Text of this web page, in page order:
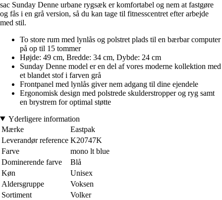
sac Sunday Denne urbane rygsæk er komfortabel og nem at fastgøre
og fås i en grå version, så du kan tage til fitnesscentret efter arbejde
med stil.
To store rum med lynlås og polstret plads til en bærbar computer
på op til 15 tommer
Højde: 49 cm, Bredde: 34 cm, Dybde: 24 cm
Sunday Denne model er en del af vores moderne kollektion med
et blandet stof i farven grå
Frontpanel med lynlås giver nem adgang til dine ejendele
Ergonomisk design med polstrede skulderstropper og ryg samt
en brystrem for optimal støtte
Yderligere information
Mærke
Eastpak
Leverandør reference K20747K
Farve
mono lt blue
Dominerende farve
Blå
Køn
Unisex
Aldersgruppe
Voksen
Sortiment
Volker